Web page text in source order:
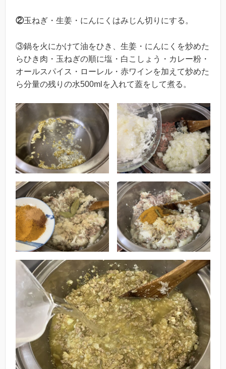
②玉ねぎ・生姜・にんにくはみじん切りにする。
③鍋を火にかけて油をひき、生姜・にんにくを炒めた
らひき肉・玉ねぎの順に塩・白こしょう・カレー粉・
オールスパイス・ローレル・赤ワインを加えて炒めた
ら分量の残りの水500mlを入れて蓋をして煮る。